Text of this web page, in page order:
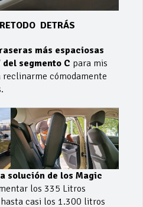
DETRÁS
más espaciosas
del segmento C para mis
cómodamente
solución de los Magic
los 335 Litros
casi los 1.300 litros